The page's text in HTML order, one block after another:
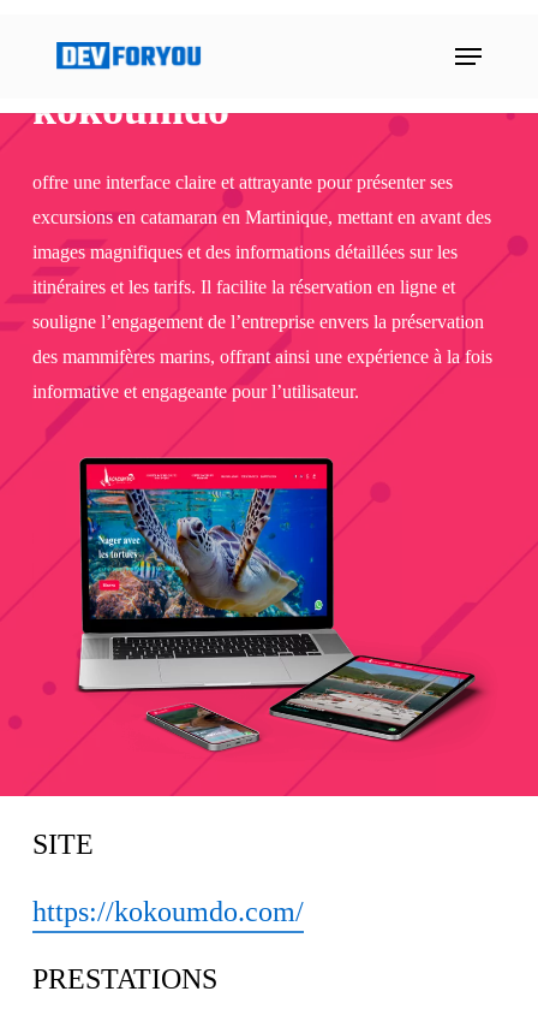
content
Menu
kokoumdo
offre une interface claire et attrayante pour présenter ses
excursions en catamaran en Martinique, mettant en avant des
images magnifiques et des informations détaillées sur les
itinéraires et les tarifs. Il facilite la réservation en ligne et
souligne l’engagement de l’entreprise envers la préservation
des mammifères marins, offrant ainsi une expérience à la fois
informative et engageante pour l’utilisateur.
SITE
https://kokoumdo.com/
PRESTATIONS